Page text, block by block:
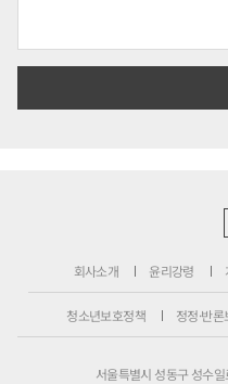
회사소개 윤리강령
청소년보호정책 정정·반론
서울특별시 성동구 성수